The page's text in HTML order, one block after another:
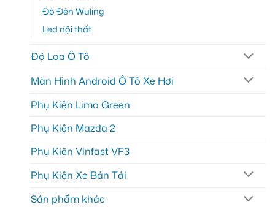
Độ Đèn Wuling
Led nội thất
Độ Loa Ô Tô
Màn Hình Android Ô Tô Xe Hơi
Phụ Kiện Limo Green
Phụ Kiện Mazda 2
Phụ Kiện Vinfast VF3
Phụ Kiện Xe Bán Tải
Sản phẩm khác